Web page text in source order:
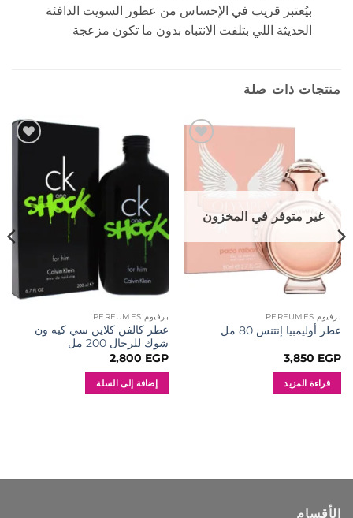
بيُعتبر قريب في الإحساس من عطور السويت الدافئة
الحديثة اللي بتلفت الانتباه بدون ما تكون مزعجة
منتجات ذات صلة
إضافة
إلى
المفضلة
غير متوفر في المخزون
برفيوم PERFUMES
عطر أوليمبيا إنتنس 80 مل
3,850 EGP
قراءة المزيد
برفيوم PERFUMES
عطر كالفن كلاين سي كيه ون
شوك للرجال 200 مل
2,800 EGP
إضافة إلى السلة
الأقسام